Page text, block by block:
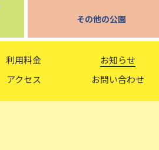
利用料金
お知らせ
アクセス お問い合わせ
その他の公園